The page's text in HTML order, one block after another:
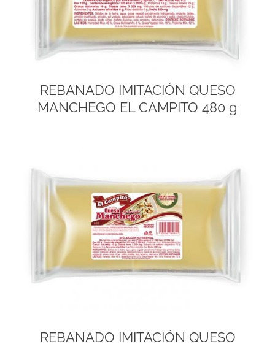
REBANADO IMITACIÓN QUESO
MANCHEGO EL CAMPITO 480 g
REBANADO IMITACIÓN QUESO